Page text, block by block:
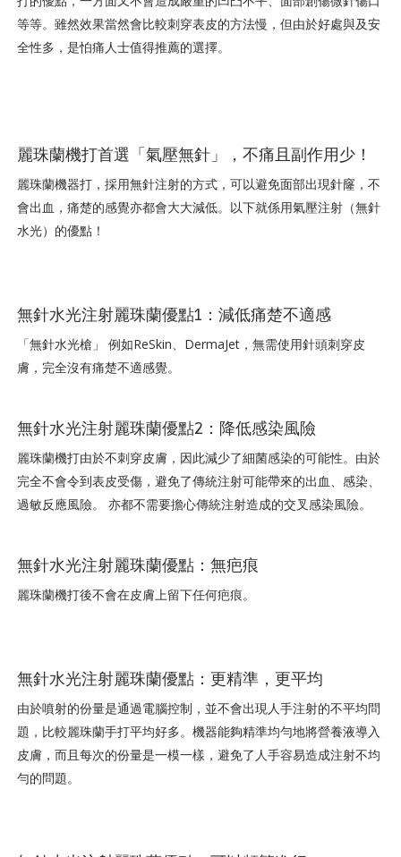
等等。雖然效果當然會比較刺穿表皮的方法慢，但由於好處與及安
全性多，是怕痛人士值得推薦的選擇。
麗珠蘭機打首選「氣壓無針」，不痛且副作用少！
麗珠蘭機器打，採用無針注射的方式，可以避免面部出現針窿，不
會出血，痛楚的感覺亦都會大大減低。以下就係用氣壓注射（無針
水光）的優點！
無針水光注射麗珠蘭優點1：減低痛楚不適感
「無針水光槍」 例如ReSkin、DermaJet，無需使用針頭刺穿皮
膚，完全沒有痛楚不適感覺。
無針水光注射麗珠蘭優點2：降低感染風險
麗珠蘭機打由於不刺穿皮膚，因此減少了細菌感染的可能性。由於
完全不會令到表皮受傷，避免了傳統注射可能帶來的出血、感染、
過敏反應風險。 亦都不需要擔心傳統注射造成的交叉感染風險。
無針水光注射麗珠蘭優點：無疤痕
麗珠蘭機打後不會在皮膚上留下任何疤痕。
無針水光注射麗珠蘭優點：更精準，更平均
由於噴射的份量是通過電腦控制，並不會出現人手注射的不平均問
題，比較麗珠蘭手打平均好多。機器能夠精準均勻地將營養液導入
皮膚，而且每次的份量是一模一樣，避免了人手容易造成注射不均
勻的問題。